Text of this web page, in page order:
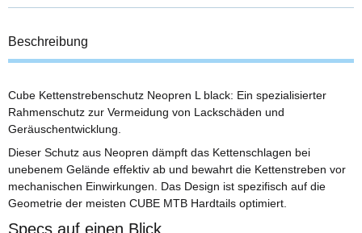
Beschreibung
Cube Kettenstrebenschutz Neopren L black: Ein spezialisierter
Rahmenschutz zur Vermeidung von Lackschäden und
Geräuschentwicklung.
Dieser Schutz aus Neopren dämpft das Kettenschlagen bei
unebenem Gelände effektiv ab und bewahrt die Kettenstreben vor
mechanischen Einwirkungen. Das Design ist spezifisch auf die
Geometrie der meisten CUBE MTB Hardtails optimiert.
Specs auf einen Blick